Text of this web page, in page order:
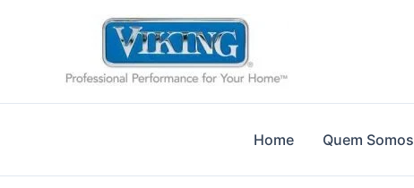
Home Quem Somos